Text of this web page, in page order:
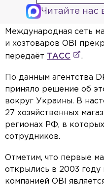
Читайте нас
Международная сеть
и хозтоваров OBI
передаёт
ТАСС .
По данным агентства
приняло решение об
вокруг Украины. В
27 хозяйственных
регионах РФ, в
сотрудников.
Отметим, что первые
открылись в 2003
компанией OBI